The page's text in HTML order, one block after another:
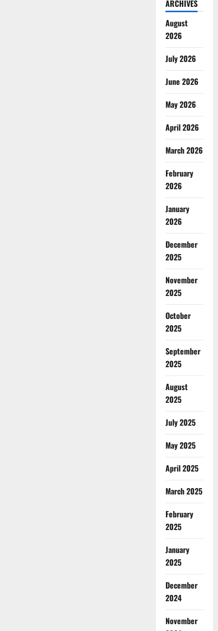
ARCHIVES
August
2026
July 2026
June 2026
May 2026
April 2026
March 2026
February
2026
January
2026
December
2025
November
2025
October
2025
September
2025
August
2025
July 2025
May 2025
April 2025
March 2025
February
2025
January
2025
December
2024
November